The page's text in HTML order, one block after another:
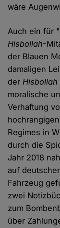
wäre
Auch ein für
Hisbollah-
der Blauen
damaligen
derHisbollah
moralische
Verhaftung
Regimes in
durch die
Jahr 2018
auf
Fahrzeug
zwei
zum
über